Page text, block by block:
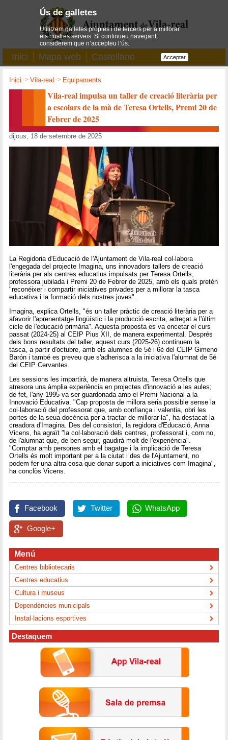
Inici Mapa web Castellano
Inici ->Vila-real -> Equipaments
Vila-real impulsa un taller de creació literària per
a escolars de la mà de Teresa Ortells, Premi 20 de
Febrer de 2025
dijous, 18 de setembre de 2025
La Regidoria d'Educació de l'Ajuntament de Vila-real col·labora
l'engegada del projecte Imagina, uns innovadors tallers de creació
literària per als centres educatius impulsats per Teresa Ortells,
professora jubilada i Premi 20 de Febrer de 2025, amb els quals pretén
"reconéixer i compartir iniciatives privades per a millorar la tasca
educativa i la formació dels nostres joves".
Imagina, explica Ortells, "és un taller pràctic de creació literària per a
afavorir l'aprenentatge lingüístic i la producció escrita, adreçat a l'últim
cicle de l'educació primària". Aquesta proposta es va encetar el curs
passat (2024-25) al CEIP Pius XII, de manera experimental. Després
dels bons resultats del taller, aquest curs (2025-26) continuem la
tasca, a partir d'octubre, amb els alumnes de 5é i 6é del CEIP Gimeno
Barón i també es preveu que s'adherisca a la iniciativa l'alumnat de 5é
del CEIP Cervantes.
Les sessions les impartirà, de manera altruista, Teresa Ortells que
atresora una àmplia experiència en projectes d'innovació a les aules;
de fet, l'any 1995 va ser guardonada amb el Premi Nacional a la
Innovació Educativa. "Cap proposta de millora seria possible sense la
col·laboració del professorat que, amb confiança i valentia, obri les
portes de la seua docència per a tractar de millorar-la", ha destacat la
creadora d'Imagina. Des del consistori, la regidora d'Educació, Anna
Vicens, ha agraït "la col·laboració dels centres, professorat i, com no,
de l'alumnat que, de ben segur, gaudirà molt de l'experiència".
"Comptar amb persones amb el bagatge i la implicació de Teresa
Ortells és molt important per a la ciutat i des de l'Ajuntament, no
podem fer una altra cosa que donar suport a iniciatives com Imagina",
ha conclòs Vicens.
Facebook Twitter WhatsApp
Google+
Menú
Centres bibliotecaris
Centres educatius
Cultura i museus
Dependències municipals
Instal·lacions esportives
Destaquem
Ús de galletes
Utilitzem galletes pròpies i de tercers per a millorar
els nostres serveis. Si continueu navegant,
considerem que n’accepteu l’ús.
Acceptar